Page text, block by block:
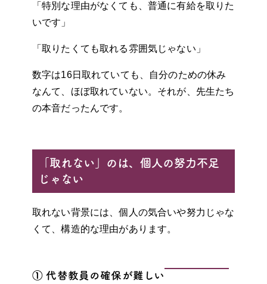
「特別な理由がなくても、普通に有給を取りた
いです」
「取りたくても取れる雰囲気じゃない」
数字は16日取れていても、自分のための休み
なんて、ほぼ取れていない。それが、先生たち
の本音だったんです。
「取れない」のは、個人の努力不足
じゃない
取れない背景には、個人の気合いや努力じゃな
くて、構造的な理由があります。
① 代替教員の確保が難しい